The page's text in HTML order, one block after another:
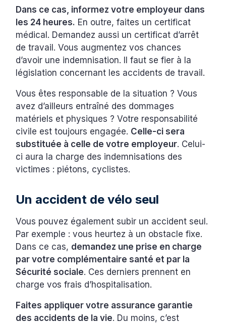
Dans ce cas, informez votre employeur dans
les 24 heures. En outre, faites un certificat
médical. Demandez aussi un certificat d’arrêt
de travail. Vous augmentez vos chances
d’avoir une indemnisation. Il faut se fier à la
législation concernant les accidents de travail.
Vous êtes responsable de la situation ? Vous
avez d’ailleurs entraîné des dommages
matériels et physiques ? Votre responsabilité
civile est toujours engagée. Celle-ci sera
substituée à celle de votre employeur. Celui-
ci aura la charge des indemnisations des
victimes : piétons, cyclistes.
‍Un accident de vélo seul
Vous pouvez également subir un accident seul.
Par exemple : vous heurtez à un obstacle fixe.
Dans ce cas, demandez une prise en charge
par votre complémentaire santé et par la
Sécurité sociale. Ces derniers prennent en
charge vos frais d’hospitalisation.
Faites appliquer votre assurance garantie
des accidents de la vie. Du moins, c’est